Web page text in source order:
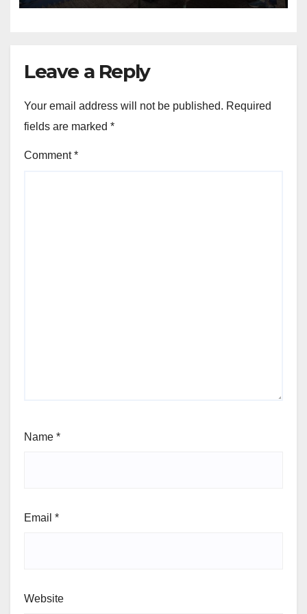
Leave a Reply
Your email address will not be published. Required
fields are marked *
Comment*
Name *
Email *
Website